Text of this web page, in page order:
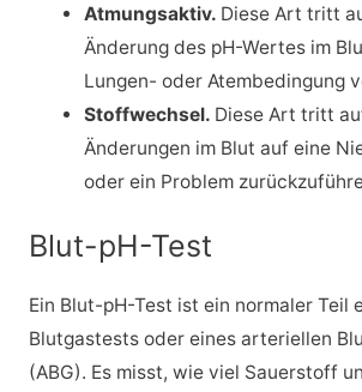
Atmungsaktiv. Diese Art tritt
Änderung des pH-Wertes im
Lungen- oder Atembedingung
Stoffwechsel. Diese Art tritt
Änderungen im Blut auf eine
oder ein Problem
Blut-pH-Test
Ein Blut-pH-Test ist ein normaler Teil
Blutgastests oder eines arteriellen
(ABG). Es misst, wie viel Sauerstoff